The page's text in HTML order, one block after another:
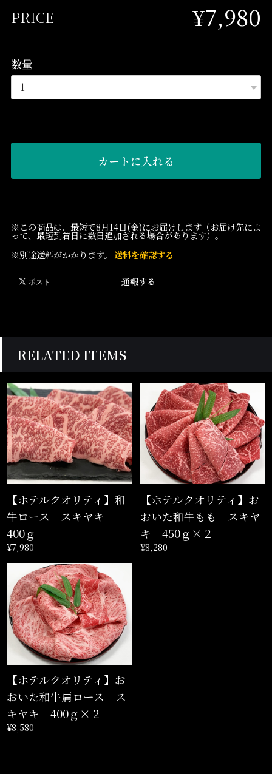
PRICE ¥7,980
数量
カートに入れる
※この商品は、最短で8月14日(金)にお届けします（お届け先によ
って、最短到着日に数日追加される場合があります）。
※別途送料がかかります。 送料を確認する
通報する
RELATED ITEMS
【ホテルクオリティ】和
牛ロース スキヤキ
400ｇ
¥7,980
【ホテルクオリティ】お
おいた和牛もも スキヤ
キ 450ｇ×２
¥8,280
【ホテルクオリティ】お
おいた和牛肩ロース ス
キヤキ 400ｇ×２
¥8,580